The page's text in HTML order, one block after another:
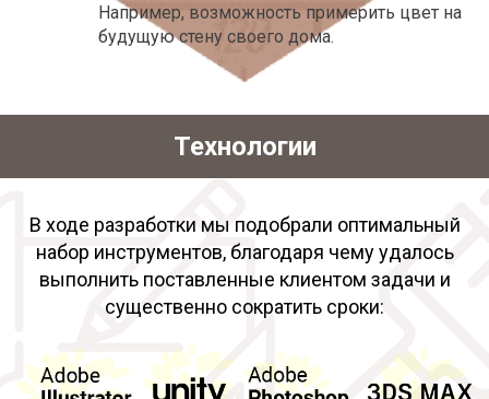
Например, возможность примерить цвет на
будущую стену своего дома.
Технологии
В ходе разработки мы подобрали оптимальный
набор инструментов, благодаря чему удалось
выполнить поставленные клиентом задачи и
существенно сократить сроки: